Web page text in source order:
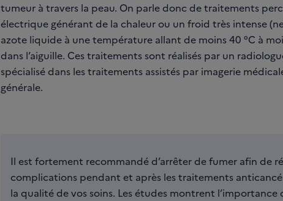
tumeur à travers la peau. On parle donc de traitements
électrique générant de la chaleur ou un froid très intense
azote liquide à une température allant de moins 40 °C à
dans l’aiguille. Ces traitements sont réalisés par un
spécialisé dans les traitements assistés par imagerie
générale.
Il est fortement recommandé d’arrêter de fumer afin de
complications pendant et après les traitements
la qualité de vos soins. Les études montrent l’importance